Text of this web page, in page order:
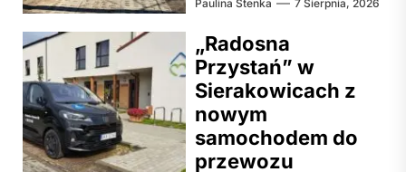
Paulina Stenka 7 Sierpnia, 2026
„Radosna
Przystań” w
Sierakowicach z
nowym
samochodem do
przewozu